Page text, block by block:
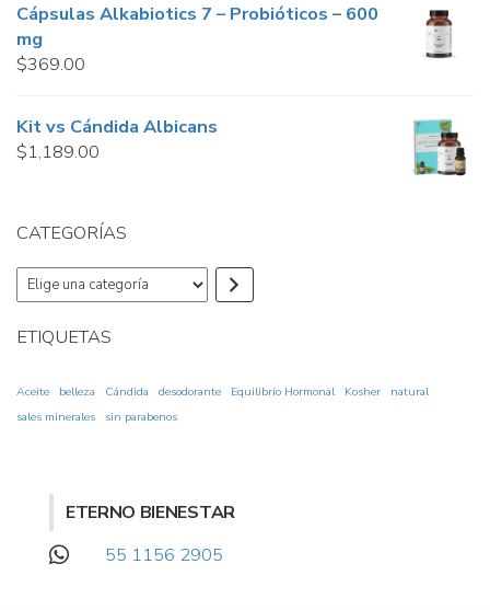
Cápsulas Alkabiotics 7 – Probióticos – 600
mg
$369.00
Kit vs Cándida Albicans
$1,189.00
CATEGORÍAS
Elige
una
ETIQUETAS
Aceite belleza Cándida desodorante Equilibrio Hormonal Kosher
natural
sales minerales
sin parabenos
ETERNO BIENESTAR
55 1156 2905